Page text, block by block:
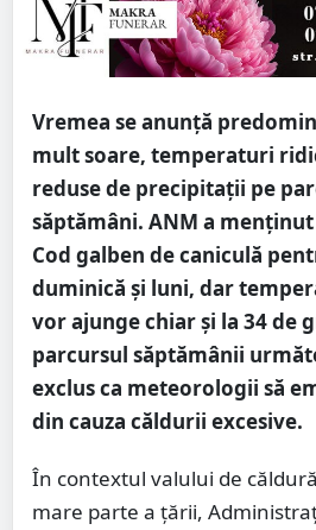
Vremea se anunță
mult soare, temperaturi
reduse de precipitații pe
săptămâni. ANM a
Cod galben de caniculă
duminică și luni, dar
vor ajunge chiar și la 34 de
parcursul săptămânii
exclus ca meteorologii să
din cauza căldurii excesive.
În contextul valului de
mare parte a țării,